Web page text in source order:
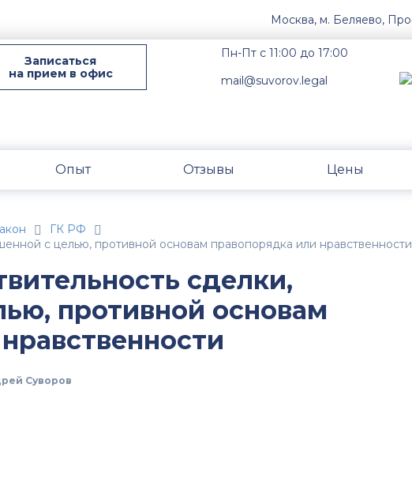
Москва, м. Беляево,
Записаться
на прием в офис
Пн-Пт с 11:00 до 17:00
mail@suvorov.legal
Опыт Отзывы Цены
ГК РФ
с целью, противной основам правопорядка или нравственности
сделки,
противной основам
Суворов